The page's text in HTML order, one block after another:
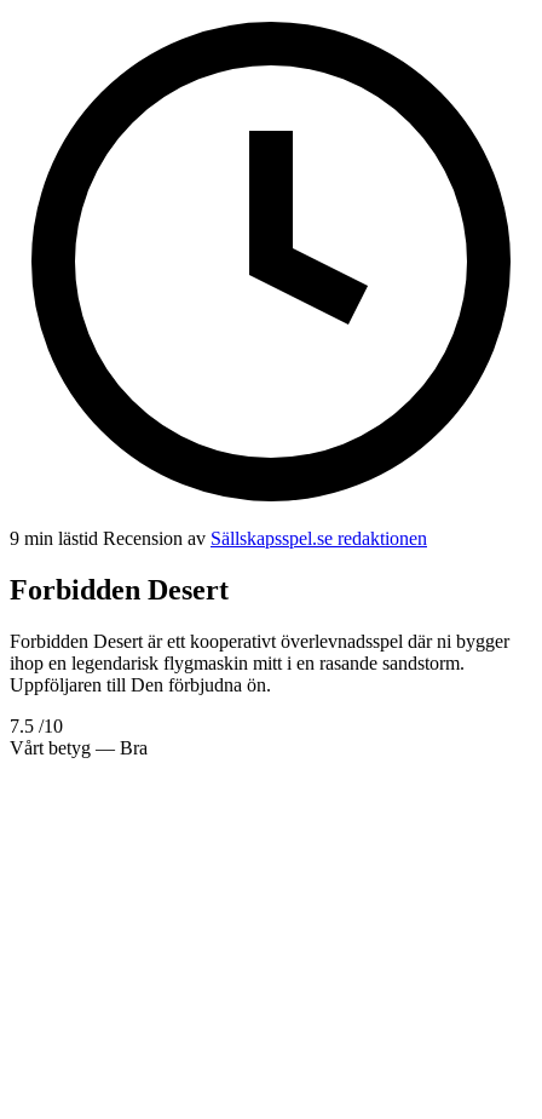
9 min lästid Recension av Sällskapsspel.se redaktionen
Forbidden Desert
Forbidden Desert är ett kooperativt överlevnadsspel där ni bygger
ihop en legendarisk flygmaskin mitt i en rasande sandstorm.
Uppföljaren till Den förbjudna ön.
7.5 /10
Vårt betyg — Bra